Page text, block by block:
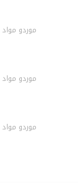
موردو مواد
موردو مواد
موردو مواد